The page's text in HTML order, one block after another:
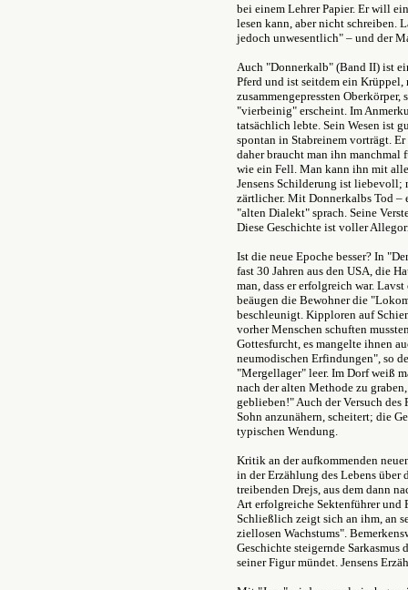
bei einem Lehrer Papier. Er will
lesen kann, aber nicht schreiben.
jedoch unwesentlich" – und der
Auch "Donnerkalb" (Band II) ist
Pferd und ist seitdem ein
zusammengepressten Oberkörper,
"vierbeinig" erscheint. Im
tatsächlich lebte. Sein Wesen ist
spontan in Stabreinem vorträgt.
daher braucht man ihn manchmal
wie ein Fell. Man kann ihn mit
Jensens Schilderung ist liebevoll;
zärtlicher. Mit Donnerkalbs Tod –
"alten Dialekt" sprach. Seine
Diese Geschichte ist voller
Ist die neue Epoche besser? In
fast 30 Jahren aus den USA, die
man, dass er erfolgreich war.
beäugen die Bewohner die
beschleunigt. Kipploren auf
vorher Menschen schuften
Gottesfurcht, es mangelte ihnen
neumodischen Erfindungen", so
"Mergellager" leer. Im Dorf weiß
nach der alten Methode zu
geblieben!" Auch der Versuch
Sohn anzunähern, scheitert; die
typischen Wendung.
Kritik an der aufkommenden
in der Erzählung des Lebens über
treibenden Drejs, aus dem dann
Art erfolgreiche Sektenführer und
Schließlich zeigt sich an ihm, an
ziellosen Wachstums".
Geschichte steigernde
seiner Figur mündet. Jensens